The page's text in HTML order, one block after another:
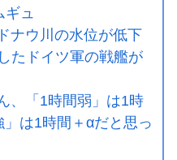
ュ
ナウ川の水位が低下
たドイツ軍の戦艦が
、「1時間弱」は1時
は1時間＋αだと思っ